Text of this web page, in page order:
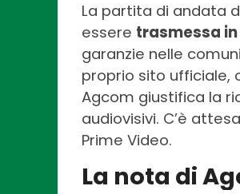
La partita di andata
essere trasmessa
garanzie nelle
proprio sito ufficiale,
Agcom giustifica la
audiovisivi. C’è
Prime Video.
La nota di